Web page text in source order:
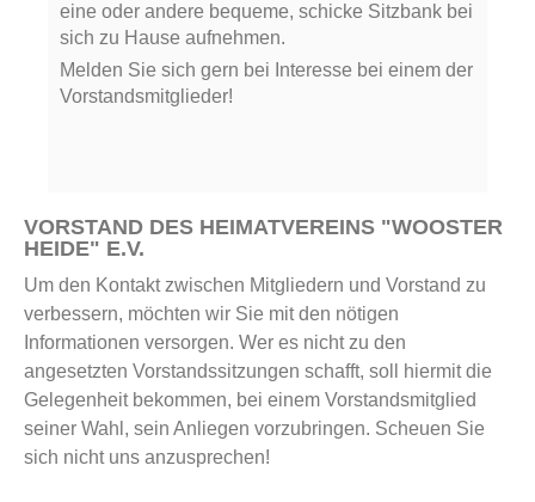
eine oder andere bequeme, schicke Sitzbank bei
sich zu Hause aufnehmen.
Melden Sie sich gern bei Interesse bei einem der
Vorstandsmitglieder!
VORSTAND DES HEIMATVEREINS "WOOSTER
HEIDE" E.V.
Um den Kontakt zwischen Mitgliedern und Vorstand zu
verbessern, möchten wir Sie mit den nötigen
Informationen versorgen. Wer es nicht zu den
angesetzten Vorstandssitzungen schafft, soll hiermit die
Gelegenheit bekommen, bei einem Vorstandsmitglied
seiner Wahl, sein Anliegen vorzubringen. Scheuen Sie
sich nicht uns anzusprechen!